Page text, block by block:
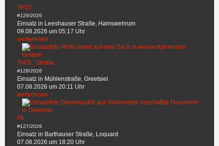
TH1Y
#129/2026
Einsatz in Leeshauser Straße, Hamswehrum
09.08.2026 um 05:17 Uhr
weiterlesen
THÖL_Straße
#128/2026
Einsatz in Mühlenstraße, Greetsiel
07.08.2026 um 20:11 Uhr
weiterlesen
F0
#127/2026
Einsatz in Barthauser Straße, Loquard
07.08.2026 um 18:20 Uhr